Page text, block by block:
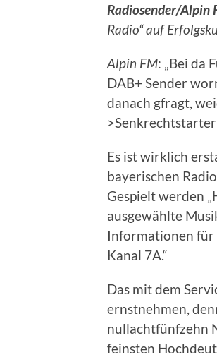
Radiosender/Alpin
Radio“ auf
Alpin FM: „Bei da
DAB+ Sender
danach gfragt,
Es ist wirklich
bayerischen
Gespielt werden
ausgewählte
Informationen für
Kanal 7A.“
Das mit dem
ernstnehmen,
nullachtfünfzehn
feinsten